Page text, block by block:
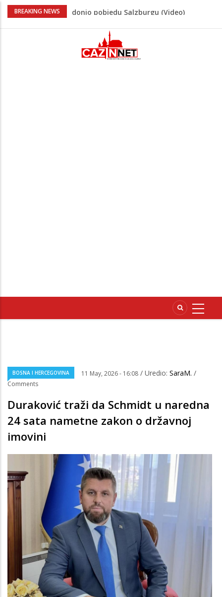
BREAKING NEWS
“Pečat slobodi 2026”: U Tržačkoj Rašteli
Unsko-sanskog kantona
Porodica iz Krajine u centru afere,
gradonačelnik Kelna pokrenuo istragu
BOSNA I HERCEGOVINA 11 May, 2026 - 16:08 / Uredio: SaraM. /
Comments
Duraković traži da Schmidt u naredna
24 sata nametne zakon o državnoj
imovini